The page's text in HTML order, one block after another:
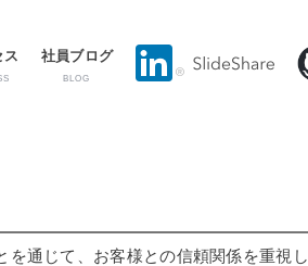
ス 社員ブログ
BLOG
通じて、お客様との信頼関係を重視し